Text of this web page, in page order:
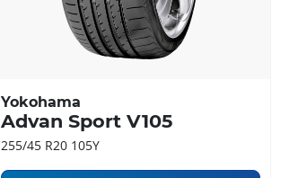
Yokohama
Advan Sport V105
255/45 R20 105Y